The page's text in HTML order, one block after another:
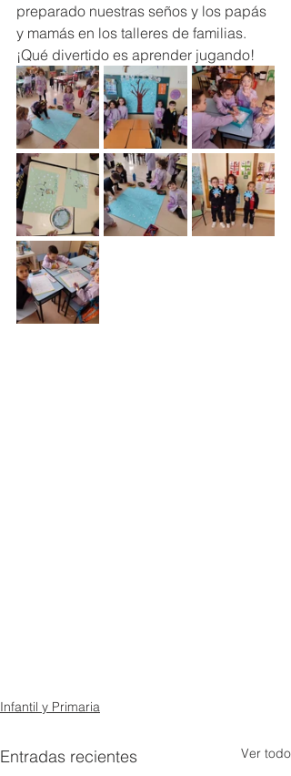
preparado nuestras seños y los papás
y mamás en los talleres de familias.
¡Qué divertido es aprender jugando!
Infantil y Primaria
Entradas recientes Ver todo